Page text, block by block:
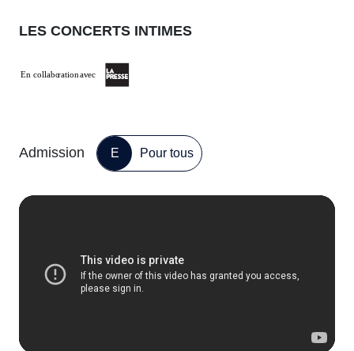
LES CONCERTS INTIMES
Admission E Pour tous